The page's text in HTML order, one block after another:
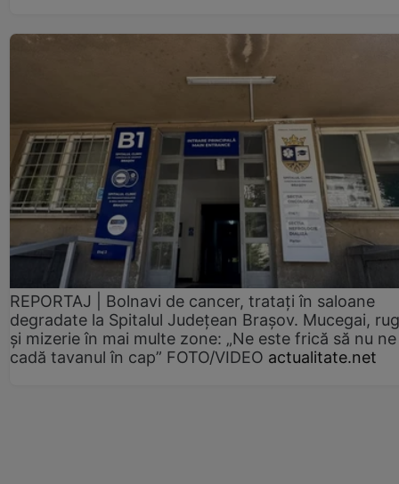
REPORTAJ | Bolnavi de cancer, tratați în saloane
degradate la Spitalul Județean Brașov. Mucegai,
și mizerie în mai multe zone: „Ne este frică să nu ne
cadă tavanul în cap” FOTO/VIDEO actualitate.net